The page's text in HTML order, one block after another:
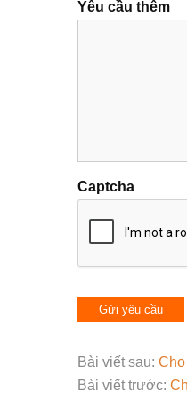
Yêu cầu thêm
Captcha
Bài viết sau:
Bài viết trước: